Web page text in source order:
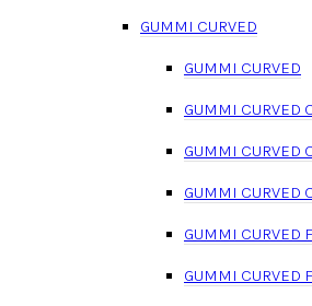
GUMMI CURVED
GUMMI CURVED
GUMMI CURVED
GUMMI CURVED
GUMMI CURVED
GUMMI CURVED
GUMMI CURVED